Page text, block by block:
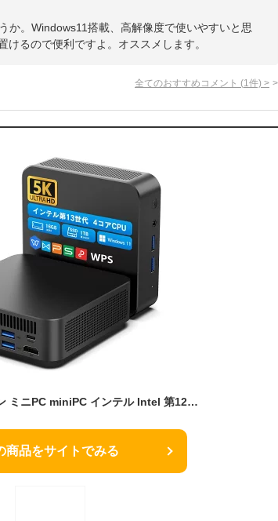
か。Windows11搭載、高解像度で使いやすいと思
るので便利ですよ。オススメします。
全てのおすすめコメント (1 件) >
デスクトップ パソコン ミニPC miniPC インテル Intel 第12世代 Alder Lake N95 mini pc 最大3.4GHz 高解像度 UHD 4K デスクトップpc Windows11 WPS メモリ16GB DDR4 SSD512GB最大 VETESA 省スペース小型pc 超軽量 HDMI 3.0 DP 有線LANポート付き
商品をサイトでみる